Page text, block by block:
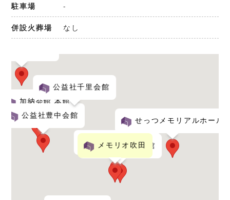
駐車場 -
併設火葬場 なし
紅葉山会館 西館
メモリオ吹田
せっつメモリアルホール
加納会館 本館
公益社豊中会館
公益社吹田会館
公益社千里会館